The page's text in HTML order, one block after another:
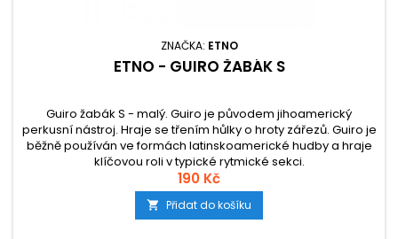
ZNAČKA: ETNO
ETNO - GUIRO ŽABÁK S
Guiro žabák S - malý. Guiro je původem jihoamerický
perkusní nástroj. Hraje se třením hůlky o hroty zářezů. Guiro je
běžně používán ve formách latinskoamerické hudby a hraje
klíčovou roli v typické rytmické sekci.
190 Kč
 Přidat do košíku